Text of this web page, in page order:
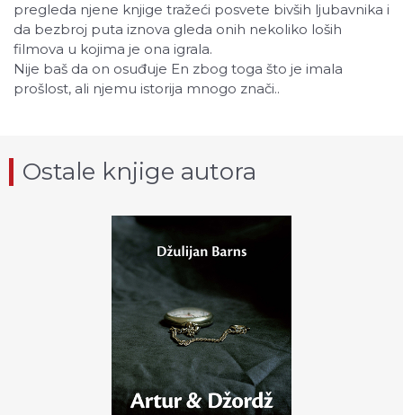
pregleda njene knjige tražeći posvete bivših ljubavnika i
da bezbroj puta iznova gleda onih nekoliko loših
filmova u kojima je ona igrala.
Nije baš da on osuđuje En zbog toga što je imala
prošlost, ali njemu istorija mnogo znači..
Ostale knjige autora